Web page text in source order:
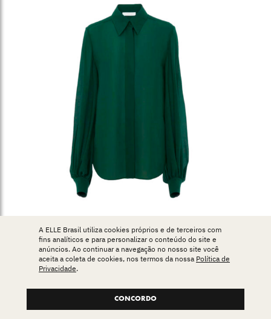
COMPRE AQUI
A ELLE Brasil utiliza cookies próprios e de terceiros com
fins analíticos e para personalizar o conteúdo do site e
anúncios. Ao continuar a navegação no nosso site você
aceita a coleta de cookies, nos termos da nossa Política de
Privacidade.
CONCORDO